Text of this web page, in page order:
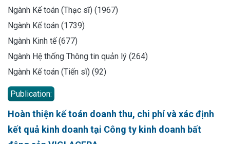
Ngành Kế toán (Thạc sĩ) (1967)
Ngành Kế toán (1739)
Ngành Kinh tế (677)
Ngành Hệ thống Thông tin quản lý (264)
Ngành Kế toán (Tiến sĩ) (92)
Publication:
Hoàn thiện kế toán doanh thu, chi phí và xác định
kết quả kinh doanh tại Công ty kinh doanh bất